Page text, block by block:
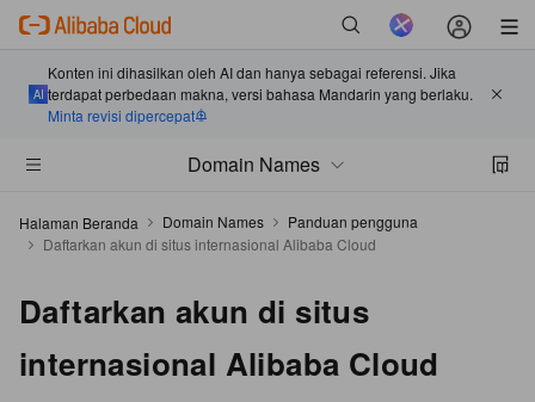
Konten ini dihasilkan oleh AI dan hanya sebagai referensi. Jika
terdapat perbedaan makna, versi bahasa Mandarin yang berlaku.
Minta revisi dipercepat
Domain Names
Halaman Beranda Domain Names
Panduan pengguna
Daftarkan akun di situs internasional Alibaba Cloud
Daftarkan akun di situs
internasional Alibaba Cloud